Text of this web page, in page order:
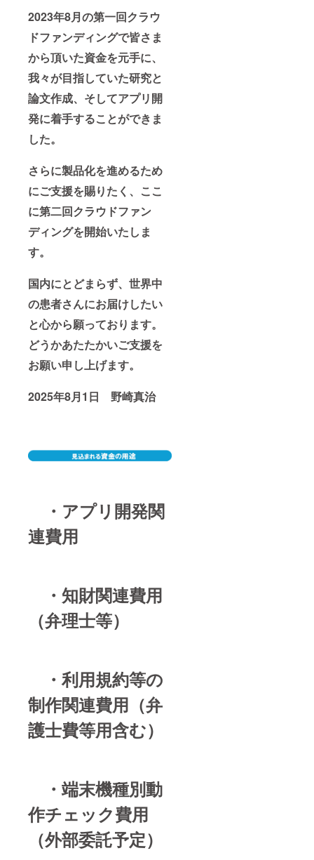
2023年8月の第一回クラウ
ドファンディングで皆さま
から頂いた資金を元手に、
我々が目指していた研究と
論文作成、そしてアプリ開
発に着手することができま
した。
さらに製品化を進めるため
にご支援を賜りたく、ここ
に第二回クラウドファン
ディングを開始いたしま
す。
国内にとどまらず、世界中
の患者さんにお届けしたい
と心から願っております。
どうかあたたかいご支援を
お願い申し上げます。
2025年8月1日 野崎真治
・アプリ開発関
連費用
・知財関連費用
（弁理士等）
・利用規約等の
制作関連費用（弁
護士費等用含む）
・端末機種別動
作チェック費用
（外部委託予定）